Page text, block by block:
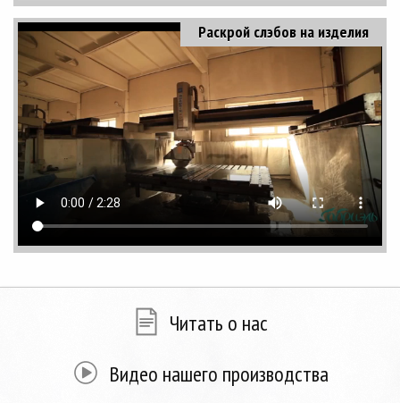
Раскрой слэбов на изделия
Читать о нас
Видео нашего производства